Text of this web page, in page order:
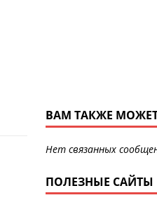
ВАМ ТАКЖЕ
Нет связанных
ПОЛЕЗНЫЕ САЙТЫ